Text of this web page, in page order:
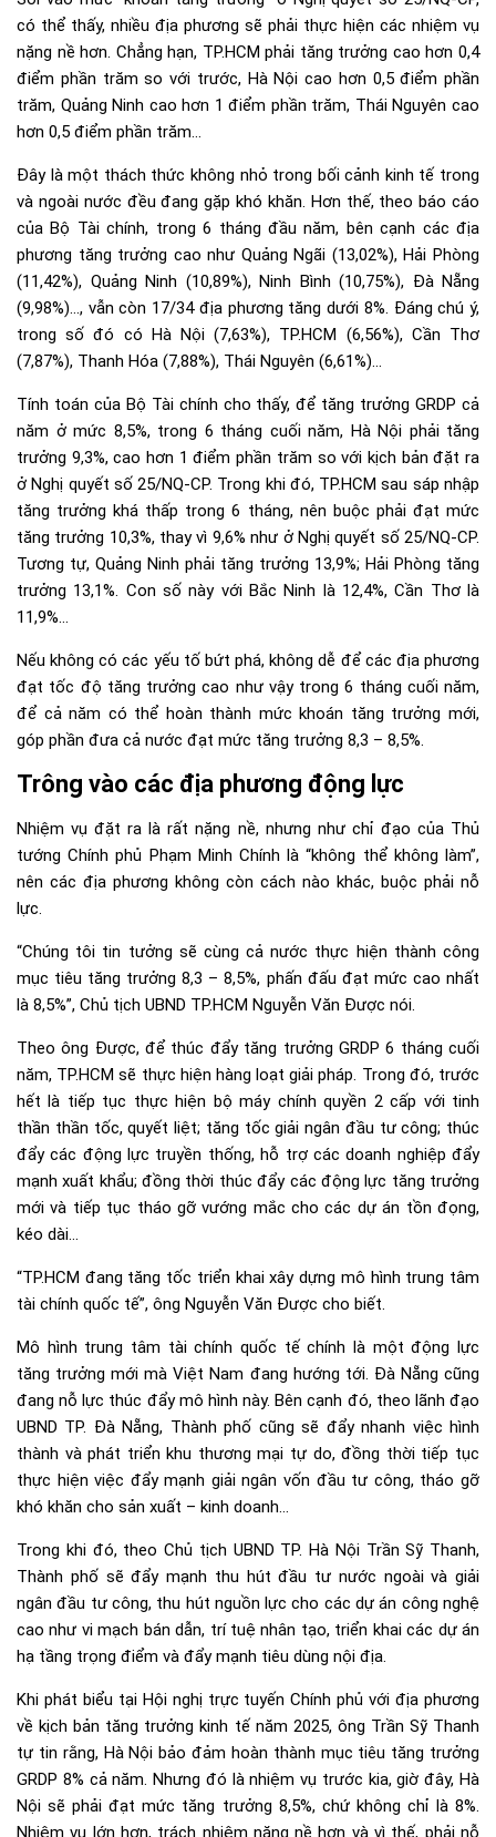
có thể thấy, nhiều địa phương sẽ phải thực hiện các nhiệm vụ
nặng nề hơn. Chẳng hạn, TP.HCM phải tăng trưởng cao hơn 0,4
điểm phần trăm so với trước, Hà Nội cao hơn 0,5 điểm phần
trăm, Quảng Ninh cao hơn 1 điểm phần trăm, Thái Nguyên cao
hơn 0,5 điểm phần trăm…
Đây là một thách thức không nhỏ trong bối cảnh kinh tế trong
và ngoài nước đều đang gặp khó khăn. Hơn thế, theo báo cáo
của Bộ Tài chính, trong 6 tháng đầu năm, bên cạnh các địa
phương tăng trưởng cao như Quảng Ngãi (13,02%), Hải Phòng
(11,42%), Quảng Ninh (10,89%), Ninh Bình (10,75%), Đà Nẵng
(9,98%)…, vẫn còn 17/34 địa phương tăng dưới 8%. Đáng chú ý,
trong số đó có Hà Nội (7,63%), TP.HCM (6,56%), Cần Thơ
(7,87%), Thanh Hóa (7,88%), Thái Nguyên (6,61%)…
Tính toán của Bộ Tài chính cho thấy, để tăng trưởng GRDP cả
năm ở mức 8,5%, trong 6 tháng cuối năm, Hà Nội phải tăng
trưởng 9,3%, cao hơn 1 điểm phần trăm so với kịch bản đặt ra
ở Nghị quyết số 25/NQ-CP. Trong khi đó, TP.HCM sau sáp nhập
tăng trưởng khá thấp trong 6 tháng, nên buộc phải đạt mức
tăng trưởng 10,3%, thay vì 9,6% như ở Nghị quyết số 25/NQ-CP.
Tương tự, Quảng Ninh phải tăng trưởng 13,9%; Hải Phòng tăng
trưởng 13,1%. Con số này với Bắc Ninh là 12,4%, Cần Thơ là
11,9%…
Nếu không có các yếu tố bứt phá, không dễ để các địa phương
đạt tốc độ tăng trưởng cao như vậy trong 6 tháng cuối năm,
để cả năm có thể hoàn thành mức khoán tăng trưởng mới,
góp phần đưa cả nước đạt mức tăng trưởng 8,3 – 8,5%.
Trông vào các địa phương động lực
Nhiệm vụ đặt ra là rất nặng nề, nhưng như chỉ đạo của Thủ
tướng Chính phủ Phạm Minh Chính là “không thể không làm”,
nên các địa phương không còn cách nào khác, buộc phải nỗ
lực.
“Chúng tôi tin tưởng sẽ cùng cả nước thực hiện thành công
mục tiêu tăng trưởng 8,3 – 8,5%, phấn đấu đạt mức cao nhất
là 8,5%”, Chủ tịch UBND TP.HCM Nguyễn Văn Được nói.
Theo ông Được, để thúc đẩy tăng trưởng GRDP 6 tháng cuối
năm, TP.HCM sẽ thực hiện hàng loạt giải pháp. Trong đó, trước
hết là tiếp tục thực hiện bộ máy chính quyền 2 cấp với tinh
thần thần tốc, quyết liệt; tăng tốc giải ngân đầu tưcông; thúc
đẩy các động lực truyền thống, hỗ trợ các doanh nghiệp đẩy
mạnh xuất khẩu; đồng thời thúc đẩy các động lực tăng trưởng
mới và tiếp tục tháo gỡ vướng mắc cho các dự án tồn đọng,
kéo dài…
“TP.HCM đang tăng tốc triển khai xây dựng mô hình trung tâm
tài chính quốc tế”, ông Nguyễn Văn Được cho biết.
Mô hình trung tâm tài chính quốc tế chính là một động lực
tăng trưởng mới mà Việt Nam đang hướng tới. Đà Nẵng cũng
đang nỗ lực thúc đẩy mô hình này. Bên cạnh đó, theo lãnh đạo
UBND TP. Đà Nẵng, Thành phố cũng sẽ đẩy nhanh việc hình
thành và phát triển khu thương mại tự do, đồng thời tiếp tục
thực hiện việc đẩy mạnh giải ngân vốn đầu tư công, tháo gỡ
khó khăn cho sản xuất – kinh doanh…
Trong khi đó, theo Chủ tịch UBND TP. Hà Nội Trần Sỹ Thanh,
Thành phố sẽ đẩy mạnh thu hút đầu tư nước ngoài và giải
ngân đầu tư công, thu hút nguồn lực cho các dự án công nghệ
cao như vi mạch bán dẫn, trí tuệ nhân tạo, triển khai các dự án
hạ tầng trọng điểm và đẩy mạnh tiêu dùng nội địa.
Khi phát biểu tại Hội nghị trực tuyến Chính phủ với địa phương
về kịch bản tăng trưởng kinh tế năm 2025, ông Trần Sỹ Thanh
tự tin rằng, Hà Nội bảo đảm hoàn thành mục tiêu tăng trưởng
GRDP 8% cả năm. Nhưng đó là nhiệm vụ trước kia, giờ đây, Hà
Nội sẽ phải đạt mức tăng trưởng 8,5%, chứ không chỉ là 8%.